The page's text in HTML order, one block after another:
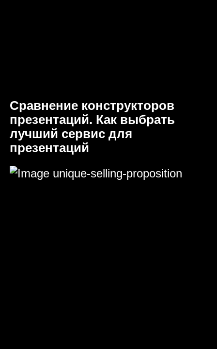
Сравнение конструкторов
презентаций. Как выбрать
лучший сервис для
презентаций